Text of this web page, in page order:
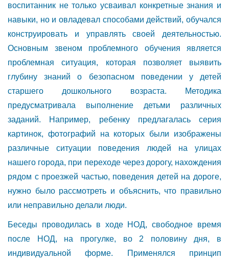
воспитанник не только усваивал конкретные знания и
навыки, но и овладевал способами действий, обучался
конструировать и управлять своей деятельностью.
Основным звеном проблемного обучения является
проблемная ситуация, которая позволяет выявить
глубину знаний о безопасном поведении у детей
старшего дошкольного возраста. Методика
предусматривала выполнение детьми различных
заданий. Например, ребенку предлагалась серия
картинок, фотографий на которых были изображены
различные ситуации поведения людей на улицах
нашего города, при переходе через дорогу, нахождения
рядом с проезжей частью, поведения детей на дороге,
нужно было рассмотреть и объяснить, что правильно
или неправильно делали люди.
Беседы проводилась в ходе НОД, свободное время
после НОД, на прогулке, во 2 половину дня, в
индивидуальной форме. Применялся принцип